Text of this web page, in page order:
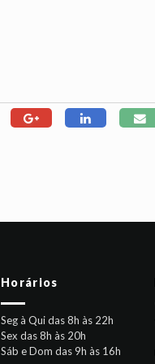
Horários
Seg à Qui das 8h às 22h
Sex das 8h às 20h
Sáb e Dom das 9h às 16h